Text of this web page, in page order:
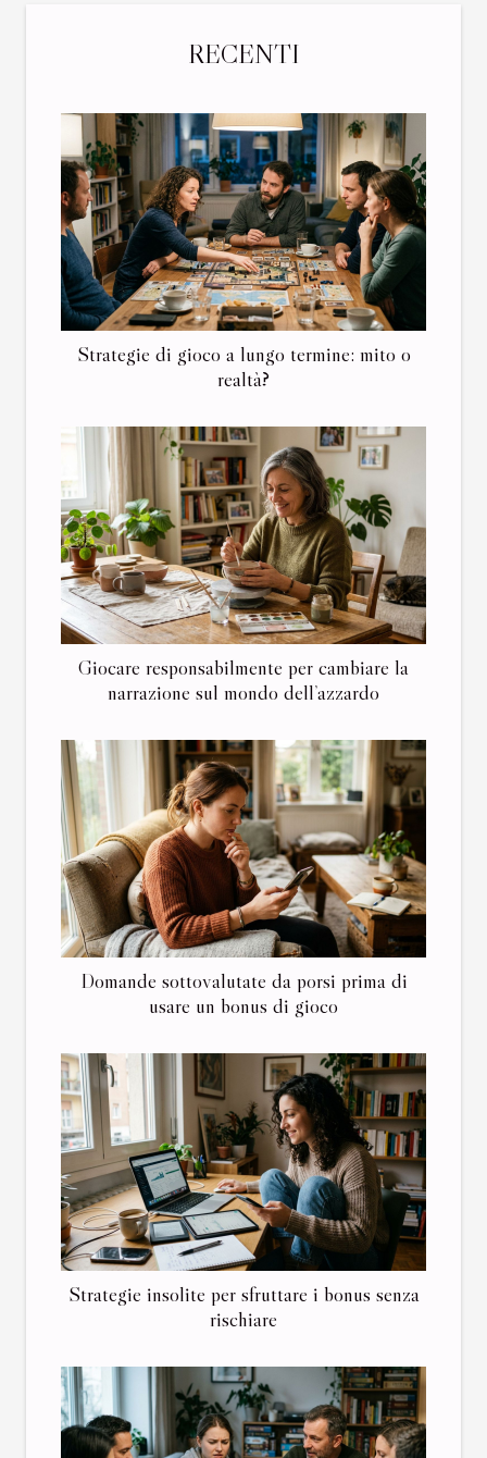
RECENTI
Strategie di gioco a lungo termine: mito o
realtà?
Giocare responsabilmente per cambiare la
narrazione sul mondo dell’azzardo
Domande sottovalutate da porsi prima di
usare un bonus di gioco
Strategie insolite per sfruttare i bonus senza
rischiare